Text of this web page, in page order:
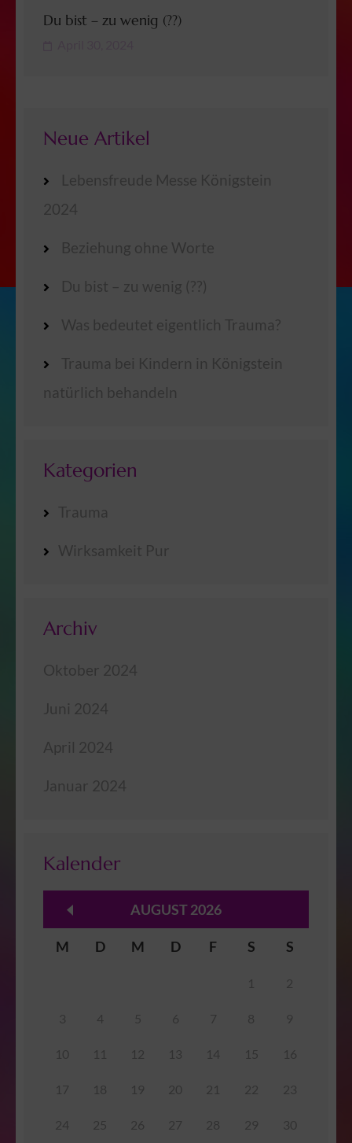
Du bist – zu wenig (??)
Neue Artikel
Lebensfreude Messe Königstein
2024
Beziehung ohne Worte
Du bist – zu wenig (??)
Was bedeutet eigentlich Trauma?
Trauma bei Kindern in Königstein
natürlich behandeln
Kategorien
Trauma
Wirksamkeit Pur
Archiv
Oktober 2024
Juni 2024
April 2024
Januar 2024
Kalender
AUGUST 2026
M D M D F S S
1 2
3 4 5 6 7 8 9
10 11 12 13 14 15 16
17 18 19 20 21 22 23
24 25 26 27 28 29 30